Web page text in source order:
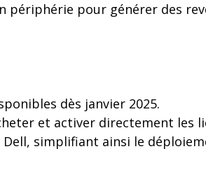
périphérie pour générer des
dès janvier 2025.
et activer directement les
Dell, simplifiant ainsi le